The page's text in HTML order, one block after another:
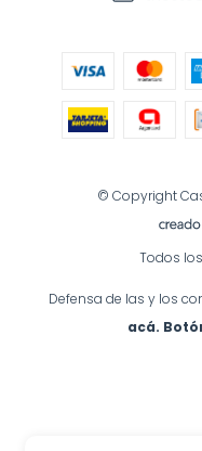
© Copyright
Todos
Defensa de las y los
acá.